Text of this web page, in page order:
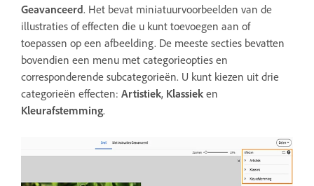
Geavanceerd. Het bevat miniatuurvoorbeelden van de
illustraties of effecten die u kunt toevoegen aan of
toepassen op een afbeelding. De meeste secties bevatten
bovendien een menu met categorieopties en
corresponderende subcategorieën. U kunt kiezen uit drie
categorieën effecten: Artistiek, Klassiek en
Kleurafstemming.